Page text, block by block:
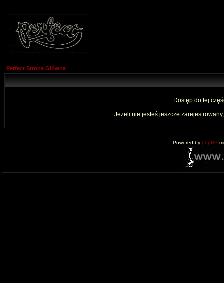
Perfect Strona Główna
Dostęp do tej
Jeżeli nie jesteś jeszcze
Powered by phpBB